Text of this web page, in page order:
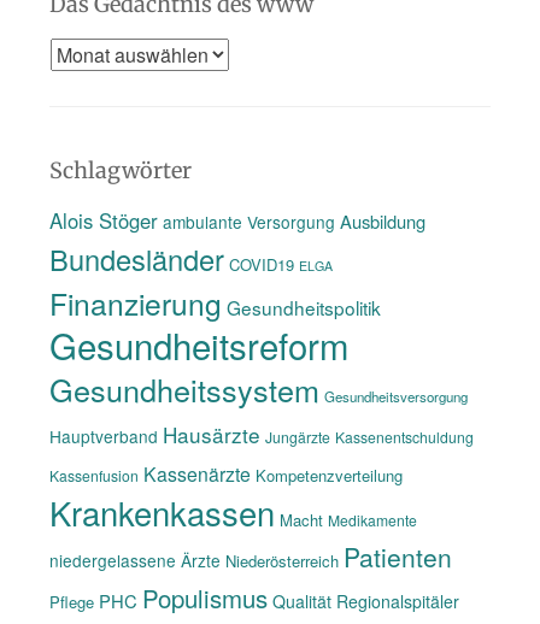
Das
www
Schlagwörter
Alois Stöger ambulante Versorgung Ausbildung
Bundesländer COVID19 ELGA
Finanzierung Gesundheitspolitik
Gesundheitsreform
Gesundheitssystem Gesundheitsversorgung
Hauptverband Hausärzte Jungärzte Kassenentschuldung
Kassenfusion Kassenärzte Kompetenzverteilung
Krankenkassen Macht Medikamente
niedergelassene Ärzte Niederösterreich Patienten
Pflege PHC Populismus Qualität Regionalspitäler